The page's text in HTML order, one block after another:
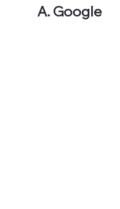
A. Google